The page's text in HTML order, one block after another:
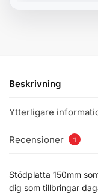
Beskrivning
Ytterligare
Recensioner 1
Stödplatta 150mm
dig som tillbringar